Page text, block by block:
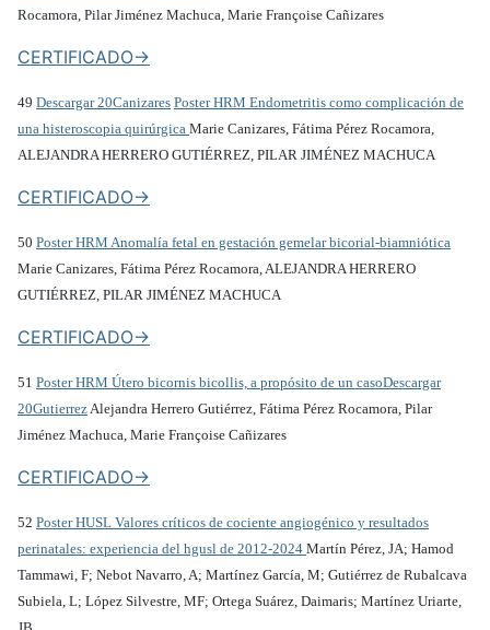
Rocamora, Pilar Jiménez Machuca, Marie Françoise Cañizares
CERTIFICADO->
49 Descargar 20Canizares Poster HRM Endometritis como complicación de
una histeroscopia quirúrgica Marie Canizares, Fátima Pérez Rocamora,
ALEJANDRA HERRERO GUTIÉRREZ, PILAR JIMÉNEZ MACHUCA
CERTIFICADO->
50 Poster HRM Anomalía fetal en gestación gemelar bicorial-biamniótica
Marie Canizares, Fátima Pérez Rocamora, ALEJANDRA HERRERO
GUTIÉRREZ, PILAR JIMÉNEZ MACHUCA
CERTIFICADO->
51 Poster HRM Útero bicornis bicollis, a propósito de un casoDescargar
20GutierrezAlejandra Herrero Gutiérrez, Fátima Pérez Rocamora, Pilar
Jiménez Machuca, Marie Françoise Cañizares
CERTIFICADO->
52 Poster HUSL Valores críticos de cociente angiogénico y resultados
perinatales: experiencia del hgusl de 2012-2024 Martín Pérez, JA; Hamod
Tammawi, F; Nebot Navarro, A; Martínez García, M; Gutiérrez de Rubalcava
Subiela, L; López Silvestre, MF; Ortega Suárez, Daimaris; Martínez Uriarte,